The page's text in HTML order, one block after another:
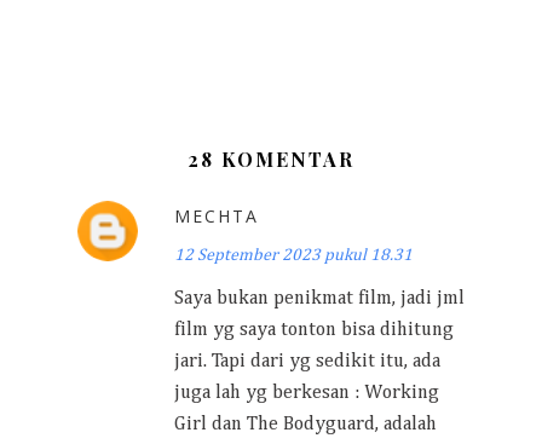
28 KOMENTAR
MECHTA
12 September 2023 pukul 18.31
Saya bukan penikmat film, jadi jml
film yg saya tonton bisa dihitung
jari. Tapi dari yg sedikit itu, ada
juga lah yg berkesan : Working
Girl dan The Bodyguard, adalah